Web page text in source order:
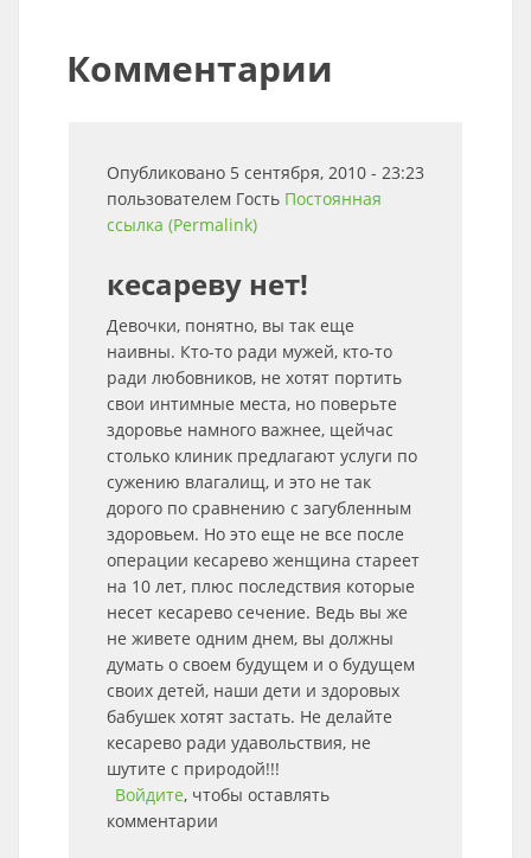
Комментарии
Опубликовано 5 сентября, 2010 - 23:23
пользователем Гость Постоянная
ссылка (Permalink)
кесареву нет!
Девочки, понятно, вы так еще
наивны. Кто-то ради мужей, кто-то
ради любовников, не хотят портить
свои интимные места, но поверьте
здоровье намного важнее, щейчас
столько клиник предлагают услуги по
сужению влагалищ, и это не так
дорого по сравнению с загубленным
здоровьем. Но это еще не все после
операции кесарево женщина стареет
на 10 лет, плюс последствия которые
несет кесарево сечение. Ведь вы же
не живете одним днем, вы должны
думать о своем будущем и о будущем
своих детей, наши дети и здоровых
бабушек хотят застать. Не делайте
кесарево ради удавольствия, не
шутите с природой!!!
Войдите, чтобы оставлять
комментарии